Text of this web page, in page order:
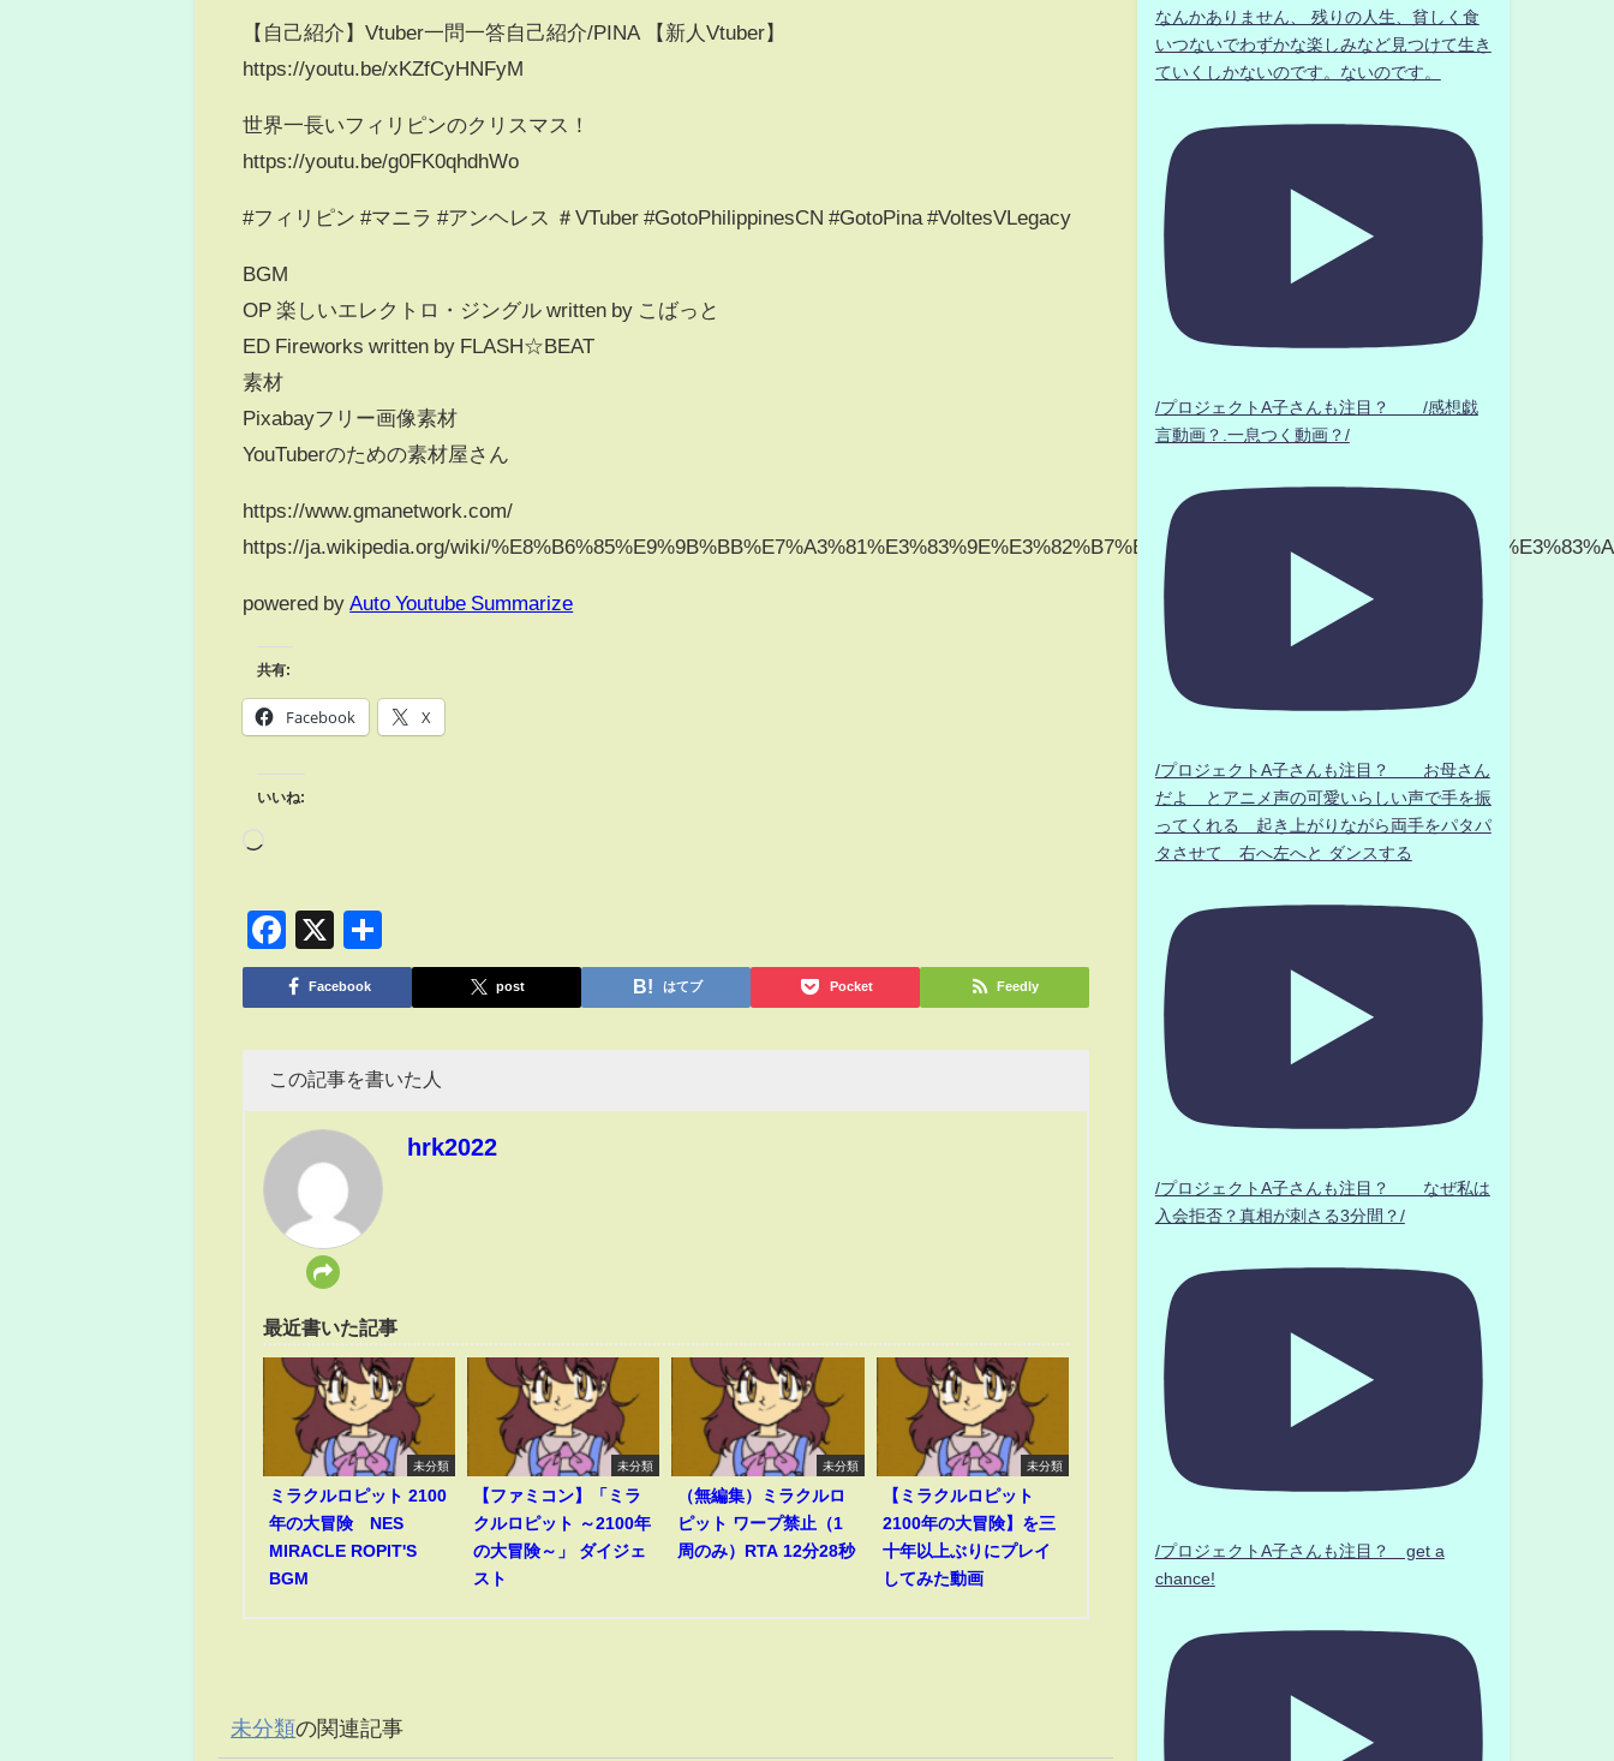
【自己紹介】Vtuber一問一答自己紹介/PINA 【新人Vtuber】
https://youtu.be/xKZfCyHNFyM
世界一長いフィリピンのクリスマス！
https://youtu.be/g0FK0qhdhWo
#フィリピン #マニラ #アンヘレス ＃VTuber #GotoPhilippinesCN #GotoPina #VoltesVLegacy
BGM
OP 楽しいエレクトロ・ジングル written by こばっと
ED Fireworks written by FLASH☆BEAT
素材
Pixabayフリー画像素材
YouTuberのための素材屋さん
https://www.gmanetwork.com/
https://ja.wikipedia.org/wiki/
powered by Auto Youtube Summarize
共有:
Facebook X
いいね:
Facebook
X
有
Facebook post はてブ Pocket Feedly
この記事を書いた人
hrk2022
最近書いた記事
未分類
ミラクルロピット 2100
年の大冒険 NES
MIRACLE ROPIT'S
BGM
未分類
【ファミコン】「ミラ
クルロピット ～2100年
の大冒険～」 ダイジェ
スト
未分類
（無編集）ミラクルロ
ピット ワープ禁止（1
周のみ）RTA 12分28秒
未分類
【ミラクルロピット
2100年の大冒険】を三
十年以上ぶりにプレイ
してみた動画
未分類の関連記事
なんかありません、 残りの人生、貧しく食
いつないでわずかな楽しみなど見つけて生き
ていくしかないのです。ないのです。
/プロジェクトA子さんも注目？ /感想戯
言動画？.一息つく動画？/
/プロジェクトA子さんも注目？ お母さん
だよ とアニメ声の可愛いらしい声で手を振
ってくれる 起き上がりながら両手をパタパ
タさせて 右へ左へと ダンスする
/プロジェクトA子さんも注目？ なぜ私は
入会拒否？真相が刺さる3分間？/
/プロジェクトA子さんも注目？ get a
chance!